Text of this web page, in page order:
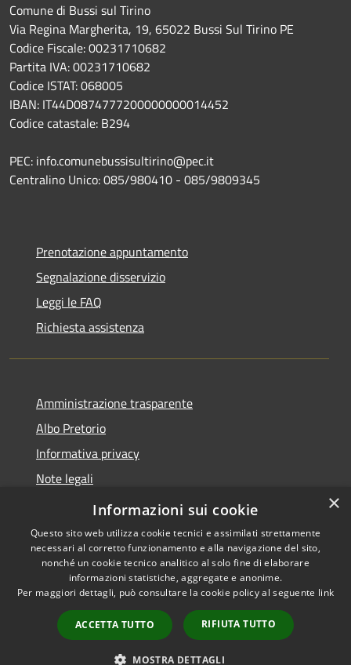
Comune di Bussi sul Tirino
Via Regina Margherita, 19, 65022 Bussi Sul Tirino PE
Codice Fiscale: 00231710682
Partita IVA: 00231710682
Codice ISTAT: 068005
IBAN: IT44D0874777200000000014452
Codice catastale: B294
PEC: info.comunebussisultirino@pec.it
Centralino Unico: 085/980410 - 085/9809345
Prenotazione appuntamento
Segnalazione disservizio
Leggi le FAQ
Richiesta assistenza
Amministrazione trasparente
Albo Pretorio
Informativa privacy
Note legali
Dichiarazione di accessibilità
Accessibilità
Copyright © 2026 • Comune di
Bussi sul Tirino • Powered by
Municipium•
Accesso
redazione
×
Informazioni sui cookie
Questo sito web utilizza cookie tecnici e assimilati strettamente
necessari al corretto funzionamento e alla navigazione del sito,
nonché un cookie tecnico analitico al solo fine di elaborare
informazioni statistiche, aggregate e anonime.
Per maggiori dettagli, può consultare la cookie policy al seguente link
ACCETTA TUTTO RIFIUTA TUTTO
MOSTRA DETTAGLI